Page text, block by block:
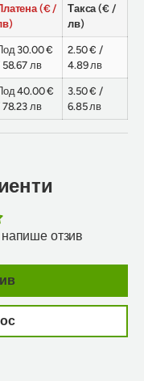
(€ /
Такса (€ /
лв)
30.00 €
лв
2.50 € /
4.89 лв
40.00 €
лв
3.50 € /
6.85 лв
отзив